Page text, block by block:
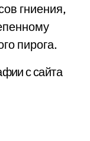
гниения,
пирога.
с сайта